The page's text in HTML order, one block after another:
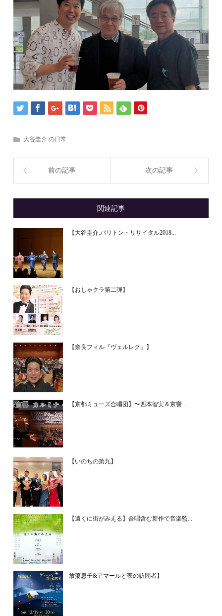
大谷圭介.の日常
前の記事 次の記事
関連記事
【大谷圭介.バリトン・リサイタル2018...
【おしゃクラ第二弾】
【奈良フィル『ヴェルレク』】
【京都ミューズ合唱団】〜西本智実＆京響 ...
【いのちの第九】
【遠くに街がみえる】合唱含む新作で音楽監...
放蕩息子&アマールと夜の訪問者】